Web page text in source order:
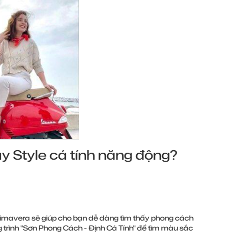
Style cá tính năng động?
sẽ giúp cho bạn dễ dàng tìm thấy phong cách
"Sơn Phong Cách - Định Cá Tính" để tìm màu sắc